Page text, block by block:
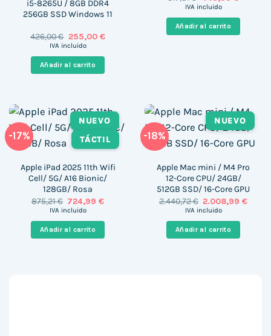
i5-8265U / 8GB DDR4
256GB SSD Windows 11
426,00€ El
precio
era:
426,00 €.
255,00 €El
es:
255,00 €.
IVA incluido
Añadir al carrito
precio
era:
517,51 €.
es:
445,99
IVA incluido
Añadir al carrito
-17%
NUEVO
TÁCTIL
Apple iPad 2025 11th Wifi
Cell/ 5G/ A16 Bionic/
128GB/ Rosa
875,21€ El
precio
era:
875,21 €.
724,99€El
es:
724,99 €.
IVA incluido
Añadir al carrito
-18%
NUEVO
Apple Mac mini / M4 Pro
12-Core CPU/ 24GB/
512GB SSD/ 16-Core GPU
2.440,72€ El
precio
era:
2.440,72 €.
2.008,99€El
IVA incluido
Añadir al carrito